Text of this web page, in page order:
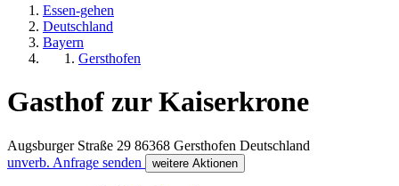
Essen-gehen
Deutschland
Bayern
Gersthofen
Gasthof zur Kaiserkrone
Augsburger Straße 29 86368 Gersthofen Deutschland
unverb. Anfrage senden
weitere Aktionen